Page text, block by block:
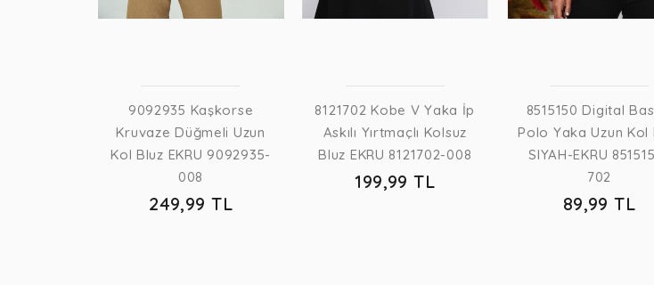
9092935 Kaşkorse
Kruvaze Düğmeli Uzun
Kol Bluz EKRU 9092935-
008
249,99 TL
8121702 Kobe V Yaka İp
Askılı Yırtmaçlı Kolsuz
Bluz EKRU 8121702-008
199,99 TL
8515150 Digital
Polo Yaka Uzun Kol
SIYAH-EKRU
702
89,99 TL